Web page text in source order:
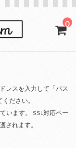
0
レスを入力して「パス
ださい。
います。 SSL対応ペー
されます。